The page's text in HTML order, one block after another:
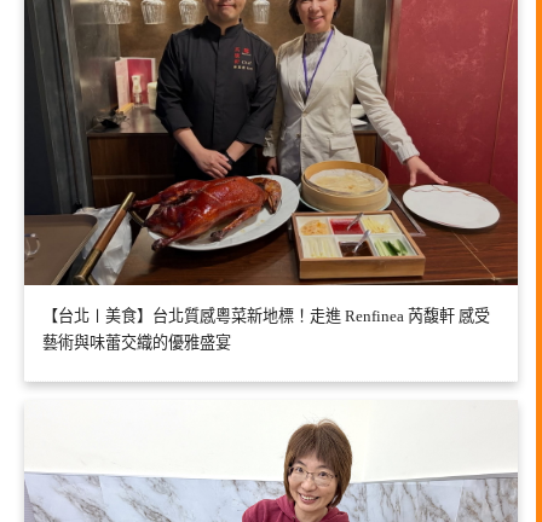
【台北〡美食】台北質感粵菜新地標！走進 Renfinea 芮馥軒 感受
藝術與味蕾交織的優雅盛宴